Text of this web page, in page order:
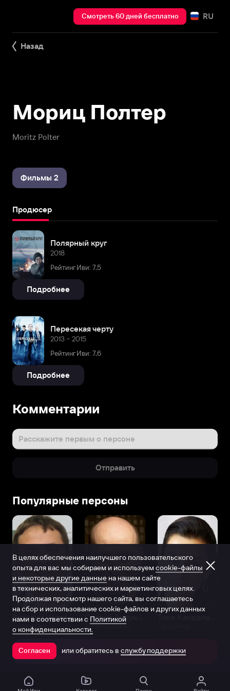
Смотреть 60 дней бесплатно RU
Назад
Moritz Polter
Мориц Полтер
Фильмы 2
Продюсер
Полярный круг
2018
Рейтинг Иви: 7,5
Подробнее
Пересекая черту
2013 – 2015
Рейтинг Иви: 7,6
Подробнее
Комментарии
Расскажите первым о персоне
Отправить
Популярные персоны
Виталий Шляппо
Продюсер Актёр дубляжа
Открыть в приложении
В целях обеспечения наилучшего пользовательского
опыта для вас мы собираем и используем cookie-файлы
и некоторые другие данные на нашем сайте
в технических, аналитических и маркетинговых целях.
Продолжая просмотр нашего сайта, вы соглашаетесь
на сбор и использование cookie-файлов и других данных
нами в соответствии с Политикой
о конфиденциальности.
Согласен или обратитесь в службу поддержки